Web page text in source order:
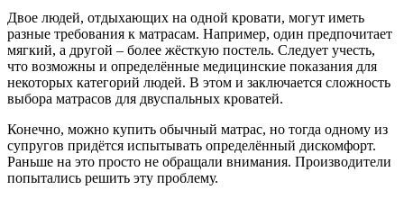
Двое людей, отдыхающих на одной кровати, могут иметь
разные требования к матрасам. Например, один предпочитает
мягкий, а другой – более жёсткую постель. Следует учесть,
что возможны и определённые медицинские показания для
некоторых категорий людей. В этом и заключается сложность
выбора матрасов для двуспальных кроватей.
Конечно, можно купить обычный матрас, но тогда одному из
супругов придётся испытывать определённый дискомфорт.
Раньше на это просто не обращали внимания. Производители
попытались решить эту проблему.